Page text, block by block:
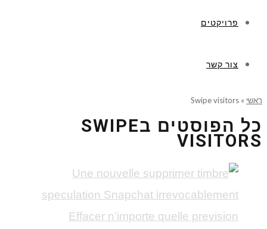
פרויקטים
צור קשר
ראשי »
Swipe visitors
כל הפוסטים בSWIPE
VISITORS